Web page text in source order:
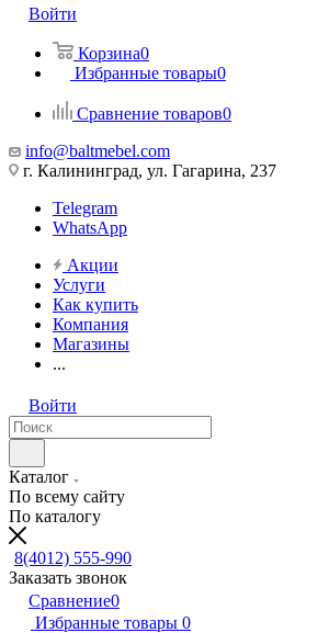
Войти
Корзина0
Избранные товары0
Сравнение товаров0
info@baltmebel.com
г. Калининград, ул. Гагарина, 237
Telegram
WhatsApp
Акции
Услуги
Как купить
Компания
Магазины
...
Войти
Каталог
По всему сайту
По каталогу
8(4012) 555-990
Заказать звонок
Сравнение0
Избранные товары 0